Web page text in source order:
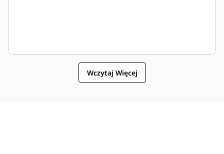
Wczytaj Więcej